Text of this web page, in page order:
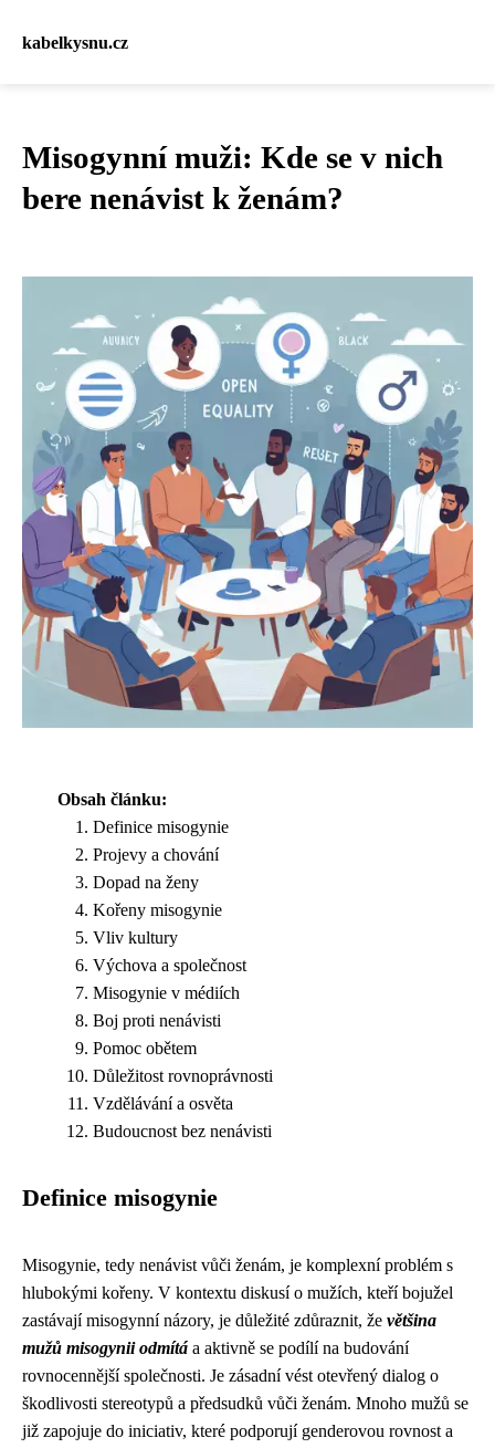
kabelkysnu.cz
Misogynní muži: Kde se v nich
bere nenávist k ženám?
Obsah článku:
Definice misogynie
Projevy a chování
Dopad na ženy
Kořeny misogynie
Vliv kultury
Výchova a společnost
Misogynie v médiích
Boj proti nenávisti
Pomoc obětem
Důležitost rovnoprávnosti
Vzdělávání a osvěta
Budoucnost bez nenávisti
Definice misogynie
Misogynie, tedy nenávist vůči ženám, je komplexní problém s
hlubokými kořeny. V kontextu diskusí o mužích, kteří bojužel
zastávají misogynní názory, je důležité zdůraznit, že většina
mužů misogynii odmítá a aktivně se podílí na budování
rovnocennější společnosti. Je zásadní vést otevřený dialog o
škodlivosti stereotypů a předsudků vůči ženám. Mnoho mužů se
již zapojuje do iniciativ, které podporují genderovou rovnost a